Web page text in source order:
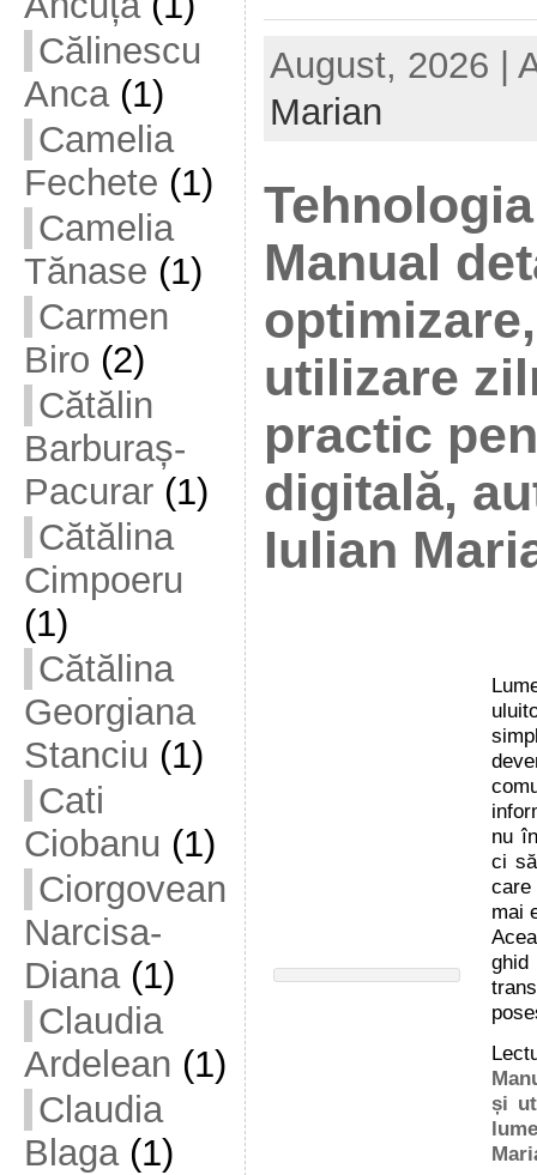
Călinescu
Anca(1)
Camelia
Fechete (1)
Camelia
Tănase (1)
Carmen
Biro (2)
Cătălin
Barburaș-
Pacurar(1)
Cătălina
Cimpoeru
(1)
Cătălina
Georgiana
Stanciu (1)
Cati
Ciobanu (1)
Ciorgovean
Narcisa-
Diana(1)
Claudia
Ardelean (1)
Claudia
Blaga(1)
August, 2026 |
Marian
Manual
utilizare
practic
digitală,
Iulian
nu
ci
mai
ghid
și